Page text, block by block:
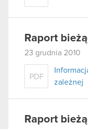
Raport
23 grudnia 2010
PDF
zależnej
Raport